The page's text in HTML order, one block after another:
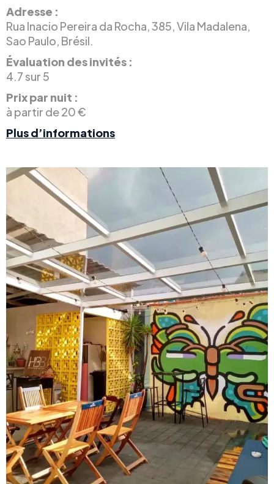
Adresse :
Rua Inacio Pereira da Rocha, 385, Vila Madalena,
Sao Paulo, Brésil.
Évaluation des invités :
4.7 sur 5
Prix par nuit :
à partir de 20 €
Plus d’informations